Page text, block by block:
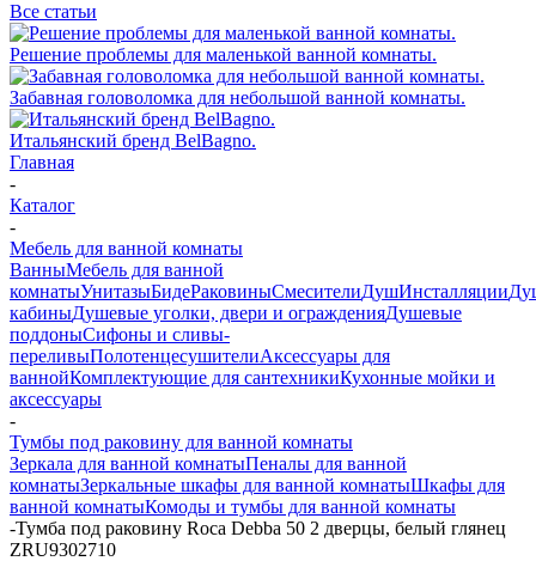
Все статьи
Решение проблемы для маленькой ванной комнаты.
Забавная головоломка для небольшой ванной комнаты.
Итальянский бренд BelBagno.
Главная
-
Каталог
-
Мебель для ванной комнаты
ВанныМебель для ванной
комнатыУнитазыБидеРаковиныСмесителиДушИнсталляции
кабиныДушевые уголки, двери и огражденияДушевые
поддоныСифоны и сливы-
переливыПолотенцесушителиАксессуары для
ваннойКомплектующие для сантехникиКухонные мойки и
аксессуары
-
Тумбы под раковину для ванной комнаты
Зеркала для ванной комнатыПеналы для ванной
комнатыЗеркальные шкафы для ванной комнатыШкафы для
ванной комнатыКомоды и тумбы для ванной комнаты
-Тумба под раковину Roca Debba 50 2 дверцы, белый глянец
ZRU9302710